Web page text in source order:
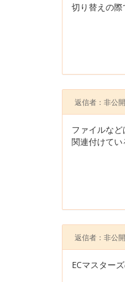
切り替えの際
返信者：非公開
ファイルな
関連付けて
返信者：非公開
ECマスター